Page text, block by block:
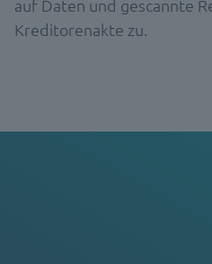
auf Daten und gescannte
Kreditorenakte zu.